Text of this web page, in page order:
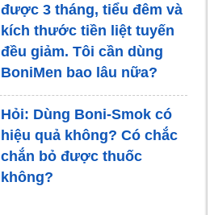
được 3 tháng, tiểu đêm và
kích thước tiền liệt tuyến
đều giảm. Tôi cần dùng
BoniMen bao lâu nữa?
Hỏi: Dùng Boni-Smok có
hiệu quả không? Có chắc
chắn bỏ được thuốc
không?